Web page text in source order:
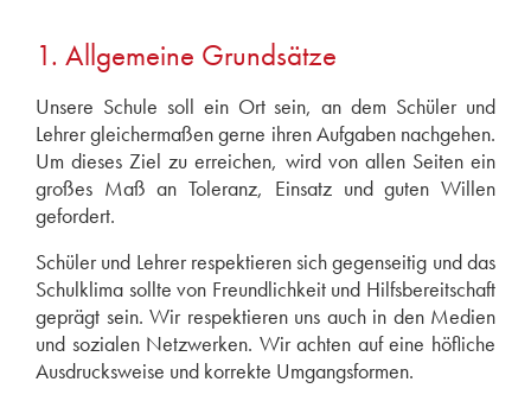
1. Allgemeine Grundsätze
Unsere Schule soll ein Ort sein, an dem Schüler und
Lehrer gleichermaßen gerne ihren Aufgaben nachgehen.
Um dieses Ziel zu erreichen, wird von allen Seiten ein
großes Maß an Toleranz, Einsatz und guten Willen
gefordert.
Schüler und Lehrer respektieren sich gegenseitig und das
Schulklima sollte von Freundlichkeit und Hilfsbereitschaft
geprägt sein. Wir respektieren uns auch in den Medien
und sozialen Netzwerken. Wir achten auf eine höfliche
Ausdrucksweise und korrekte Umgangsformen.